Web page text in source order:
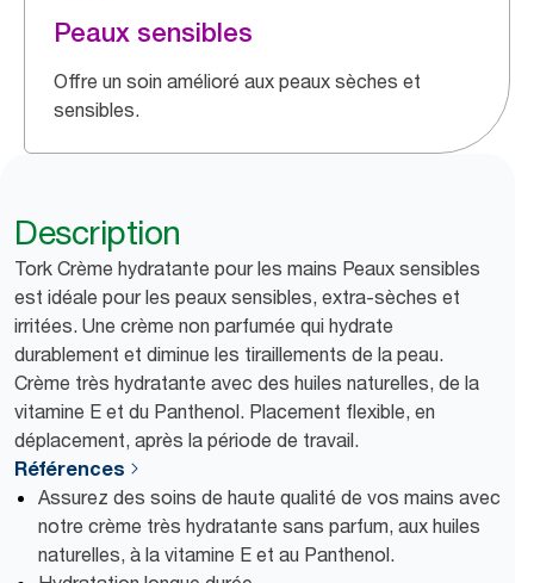
Peaux sensibles
Offre un soin amélioré aux peaux sèches et
sensibles.
Description
Tork Crème hydratante pour les mains Peaux sensibles
est idéale pour les peaux sensibles, extra-sèches et
irritées. Une crème non parfumée qui hydrate
durablement et diminue les tiraillements de la peau.
Crème très hydratante avec des huiles naturelles, de la
vitamine E et du Panthenol. Placement flexible, en
déplacement, après la période de travail.
Références
Assurez des soins de haute qualité de vos mains avec
notre crème très hydratante sans parfum, aux huiles
naturelles, à la vitamine E et au Panthenol.